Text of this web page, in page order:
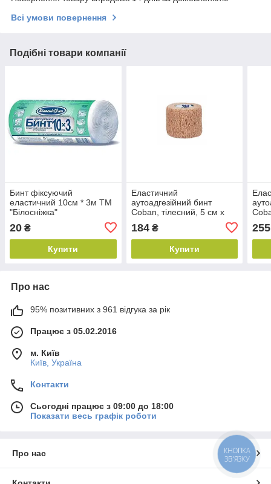
Всі умови повернення
Подібні товари компанії
Бинт фіксуючий
еластичний 10см * 3м ТМ
"Білосніжка"
20 ₴
Купити
Еластичний
аутоадгезійний бинт
Coban, тілесний, 5 см х
184₴
Купити
255
Про нас
95% позитивних з 961 відгука за рік
Працює з 05.02.2016
м. Київ
Київ, Україна
Контакти
Сьогодні працює з 09:00 до 18:00
Показати весь графік роботи
Про нас
КНОПКА
ЗВ'ЯЗКУ